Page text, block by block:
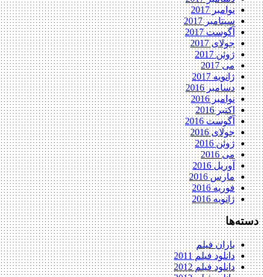
نوامبر 2017
سپتامبر 2017
آگوست 2017
جولای 2017
ژوئن 2017
می 2017
ژانویه 2017
دسامبر 2016
نوامبر 2016
اکتبر 2016
آگوست 2016
جولای 2016
ژوئن 2016
می 2016
آوریل 2016
مارس 2016
فوریه 2016
ژانویه 2016
دسته‌ها
باران فیلم
دانلود فیلم 2011
دانلود فیلم 2012